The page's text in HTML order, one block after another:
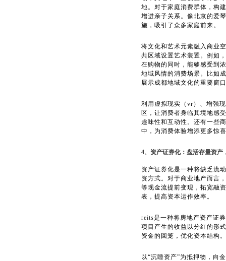
地。对于家庭消费群体，构
增进亲子关系。像北京的爱
施，吸引了众多家庭前来。
将文化和艺术元素融入商业
共区域设置艺术装置。例如
在购物的同时，能够感受到
地域风情的消费场景。比如
展示成都地域文化的重要窗
利用虚拟现实（vr）、增强
区，让消费者身临其境地感
趣味性和互动性。还有一些
中，为消费体验增添更多惊
4、资产证券化：盘活存量资产
资产证券化是一种将缺乏流
资方式。对于商业地产而言
等现金流提前变现，拓宽融
表，提高资本运作效率。
reits是一种将房地产资产证
项目产生的收益以分红的形
资金的回笼，优化资本结构。
以“沉睡资产”为抵押物，向